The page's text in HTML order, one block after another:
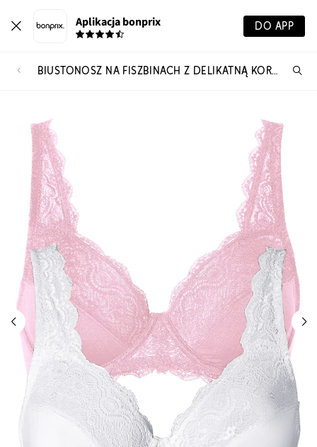
Aplikacja bonprix DO APP
BIUSTONOSZ NA FISZBINACH Z DELIKATNĄ KORONKĄ (2 SZT.)